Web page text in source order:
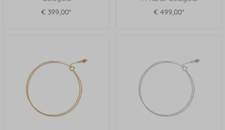
€ 399,00*
€ 499,00*